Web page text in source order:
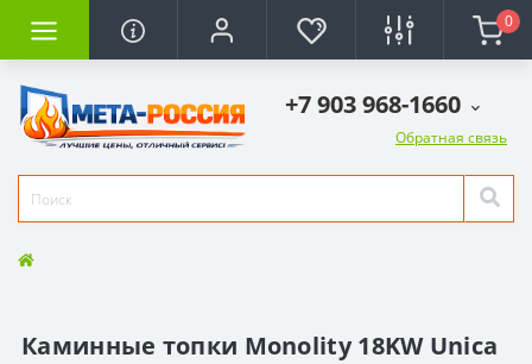
0
+7 903 968-1660
Обратная связь
Каминные топки Monolity 18KW Unica